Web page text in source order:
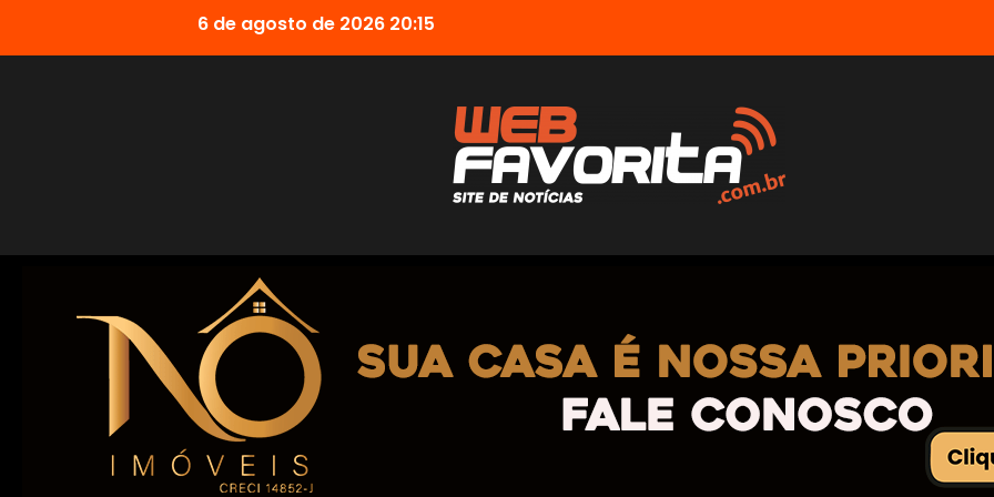
6 de agosto de 2026 20:15